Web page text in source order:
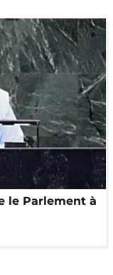
le Parlement à